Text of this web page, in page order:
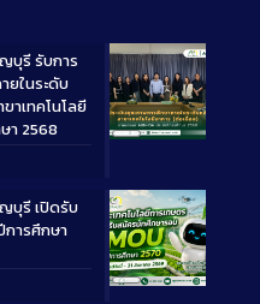
Long
บุรี รับการ
ยในระดับ
าเทคโนโลยี
า 2568
Long
บุรี เปิดรับ
การศึกษา